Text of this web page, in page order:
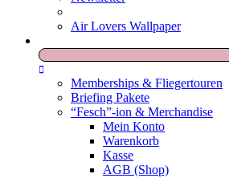
Air Lovers Wallpaper
Memberships & Fliegertouren
Briefing Pakete
“Fesch”-ion & Merchandise
Mein Konto
Warenkorb
Kasse
AGB (Shop)